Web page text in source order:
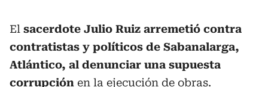
El sacerdote Julio Ruiz arremetió contra
contratistas y políticos de Sabanalarga,
Atlántico, al denunciar una supuesta
corrupción en la ejecución de obras.